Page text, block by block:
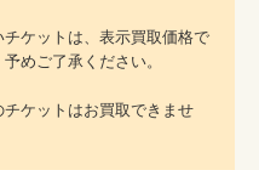
チケットは、表示買取価格で
めご了承ください。
チケットはお買取できませ